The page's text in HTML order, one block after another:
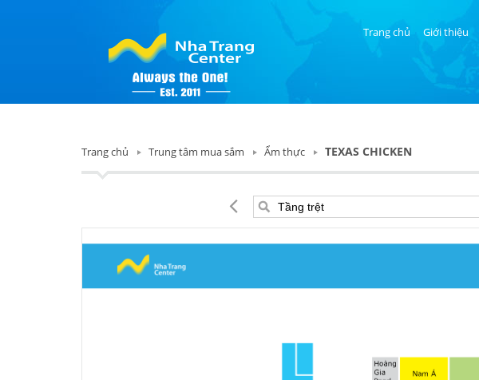
Trang chủ Giới thiệu
Trang chủ Trung tâm mua sắm Ẩm thực TEXAS CHICKEN